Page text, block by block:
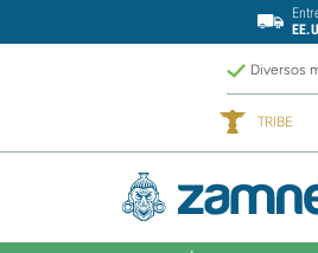
Diversos
TRIBE